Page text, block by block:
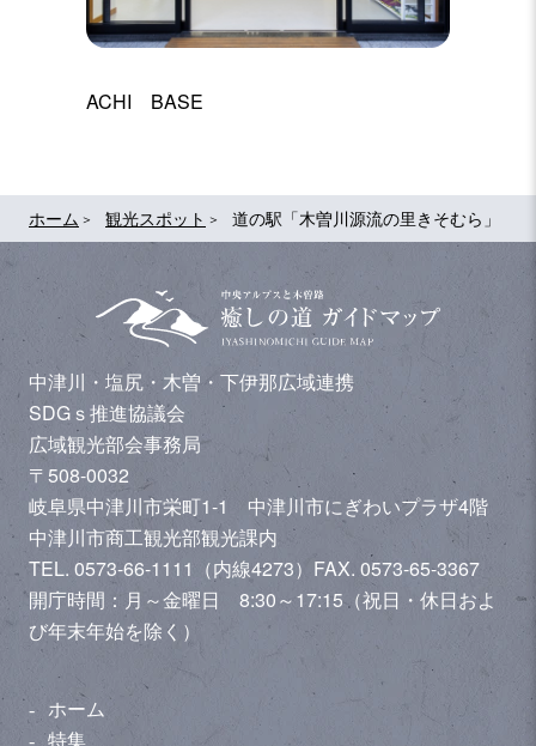
ホーム 観光スポット 道の駅「木曽川源流の里きそむら」
ACHI BASE
ホーム
特集
中津川・塩尻・木曽・下伊那広域連携
SDGｓ推進協議会
広域観光部会事務局
〒508-0032
岐阜県中津川市栄町1-1 中津川市にぎわいプラザ4階
中津川市商工観光部観光課内
TEL. 0573-66-1111（内線4273） FAX. 0573-65-3367
開庁時間：月～金曜日 8:30～17:15（祝日・休日およ
び年末年始を除く）